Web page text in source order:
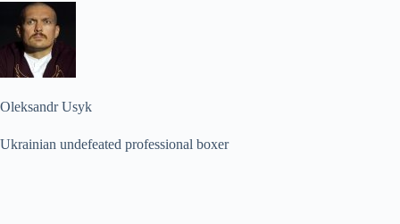
Oleksandr Usyk
Ukrainian undefeated professional boxer